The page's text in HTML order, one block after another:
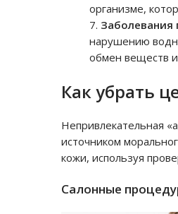
организме,
Заболевания
нарушению
обмен веществ и
Как убрать
Непривлекательная
источником
кожи, используя
Салонные